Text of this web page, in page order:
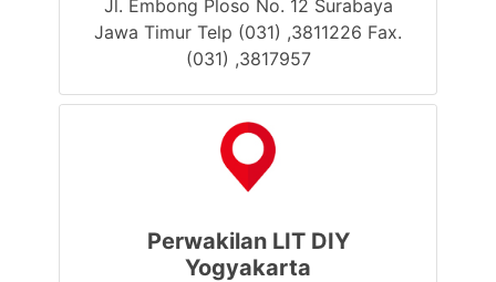
Jl. Embong Ploso No. 12 Surabaya
Jawa Timur Telp (031) ,3811226 Fax.
(031) ,3817957
Perwakilan LIT DIY
Yogyakarta